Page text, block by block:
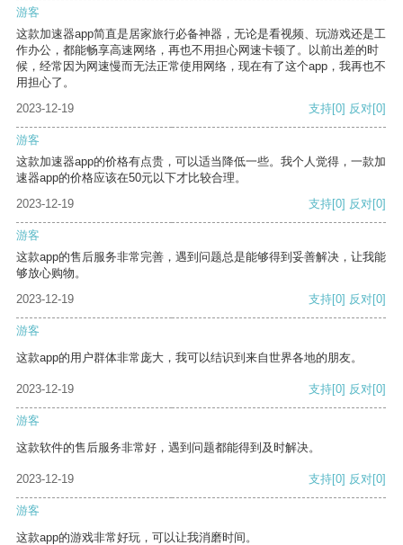
游客
这款加速器app简直是居家旅行必备神器，无论是看视频、玩游戏还是工
作办公，都能畅享高速网络，再也不用担心网速卡顿了。以前出差的时
候，经常因为网速慢而无法正常使用网络，现在有了这个app，我再也不
用担心了。
2023-12-19
支持[0] 反对[0]
游客
这款加速器app的价格有点贵，可以适当降低一些。我个人觉得，一款加
速器app的价格应该在50元以下才比较合理。
2023-12-19
支持[0] 反对[0]
游客
这款app的售后服务非常完善，遇到问题总是能够得到妥善解决，让我能
够放心购物。
2023-12-19
支持[0] 反对[0]
游客
这款app的用户群体非常庞大，我可以结识到来自世界各地的朋友。
2023-12-19 支持[0] 反对[0]
游客
这款软件的售后服务非常好，遇到问题都能得到及时解决。
2023-12-19 支持[0] 反对[0]
游客
这款app的游戏非常好玩，可以让我消磨时间。